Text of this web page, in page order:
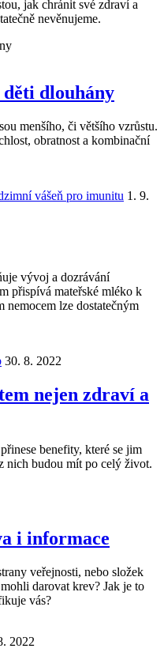
jak chránit své zdraví a
nevěnujeme.
dlouhány
menšího, či většího vzrůstu.
obratnost a kombinační
vášeň pro imunitu 1. 9.
vývoj a dozrávání
přispívá mateřské mléko k
lze dostatečným
30. 8. 2022
nejen zdraví a
benefity, které se jim
nich budou mít po celý život.
i informace
veřejnosti, nebo složek
darovat krev? Jak je to
vás?
2022